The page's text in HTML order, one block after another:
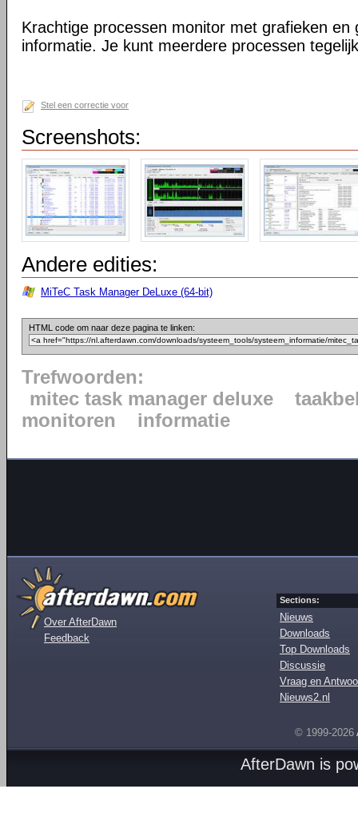
Krachtige processen monitor met grafieken en
informatie. Je kunt meerdere processen
Stel een correctie voor
Screenshots:
Andere edities:
MiTeC Task Manager DeLuxe (64-bit)
HTML code om naar deze pagina te linken:
Trefwoorden:
mitec task manager deluxe
monitoren
informatie
Over AfterDawn
Feedback
Sections:
Nieuws
Downloads
Top Downloads
Discussie
Vraag en
Nieuws2.nl
© 1999-2026
AfterDawn is